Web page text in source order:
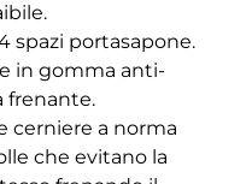
spazi portasapone.
in gomma anti-
frenante.
cerniere a norma
che evitano la